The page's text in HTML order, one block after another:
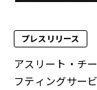
プレスリリース
アスリート・チ
フティングサー